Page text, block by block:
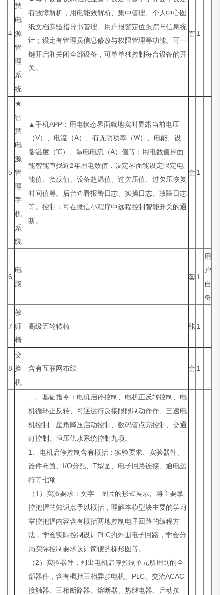
4
慧
电
源
管
理
系
统
有故障解析，用电能效解析、集中管理、个人中心图
纸文档实验指导书管理、用户报警定位跟踪与信息统
计；设定有管理员信息修改与权限管理等功能。可一
键开启和关闭全部设备，可单单独控制每台设备的开
关。
套 1
5
★
智
慧
电
源
管
理
手
机
系
统
▲手机APP：用电状态界面就地实时显露当前电压
（V）、电流（A）、有无功功率（W）、电能、设
备温度（℃）、漏电电流（A）值等；用电数值界面
能智能查找近2年用电数值，设定界面能设定限定电
能值、负载值、设备超温值、过欠压值、过欠压恢复
时间值等。后台查看报警日志、实操日志、故障日志
等。控制：可在微信小程序中远程控制智能开关的通
断。
套 1
6
电
脑
套 1
用
户
自
备
7
教
师
椅
高级五轮转椅 张 1
8
交
换
机
含有互联网布线 套 1
一、基础指令：电机启停控制、电机正反转控制、电
机循环正反转、可逆运行反接限限制动作作、三速电
机控制、星角降压启动控制、数码管点亮控制、交通
灯控制、恒压供水系统控制九项。
1、电机启停控制含有概括：实验要求、实验器件、
器件布置、I/O分配、T型图、电子回路连接、通电运
行等七项
（1）实验要求：文字、图片的形式展示。将主要掌
控把握的知识点予以概括，理解本模型块主要的学习
掌控把握内容含有概括两地控制电子回路的编程方
法，学会实际控制设计PLC的外围电子回路，学会分
局实际控制要求设计简便的梯形图等。
（2）实验器件：列出电机启停控制单元所用到的全
部器件，含有概括三相异步电机、PLC、交流ACAC
接触器、三相断路器、熔断器、热继电器、启动按